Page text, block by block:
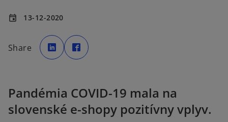
event 13-12-2020
Share
o
p
e
n
e
w
t
a
b
p
e
e
w
t
a
b
Pandémia COVID-19 mala na
slovenské e-shopy pozitívny vplyv.